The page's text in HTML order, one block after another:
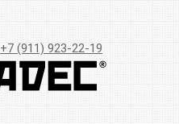
+7 (911) 923-22-19